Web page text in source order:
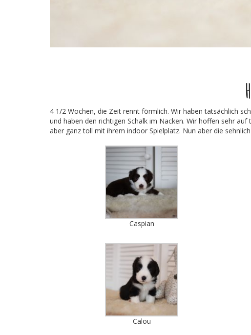
4 1/2 Wochen, die Zeit rennt förmlich. Wir haben tatsächlich
und haben den richtigen Schalk im Nacken. Wir hoffen sehr
aber ganz toll mit ihrem indoor Spielplatz. Nun aber die
Caspian
Calou